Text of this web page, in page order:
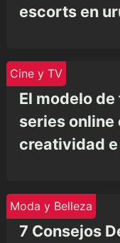
escorts en
El modelo
series online
creatividad
Cine y TV
7 Consejos
Moda y Belleza